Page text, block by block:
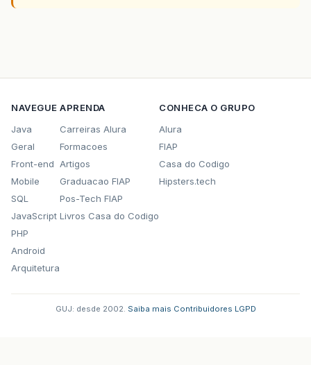
NAVEGUE
Java
Geral
Front-end
Mobile
SQL
JavaScript
PHP
Android
Arquitetura
APRENDA
Carreiras Alura
Formacoes
Artigos
Graduacao FIAP
Pos-Tech FIAP
Livros Casa do Codigo
CONHECA O GRUPO
Alura
FIAP
Casa do Codigo
Hipsters.tech
GUJ: desde 2002. Saiba mais Contribuidores LGPD